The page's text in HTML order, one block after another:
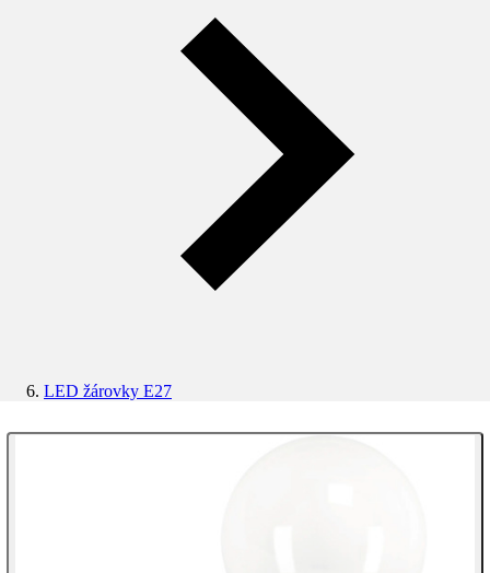
LED žárovky E27